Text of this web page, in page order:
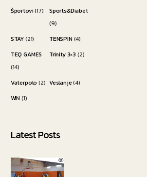
Športovi(17)
Sports&Diabetes
(9)
STAY(21) TENSPIN (4)
TEQ GAMES
(14)
Trinity 3×3 (2)
Vaterpolo (2) Veslanje(4)
WiN (1)
Latest Posts